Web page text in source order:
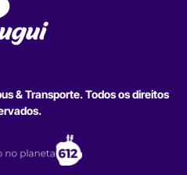
& Transporte. Todos os direitos